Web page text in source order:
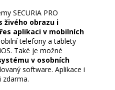
SECURIA PRO
živého obrazu i
aplikaci v mobilních
telefony a tablety
Také je možné
v osobních
software. Aplikace i